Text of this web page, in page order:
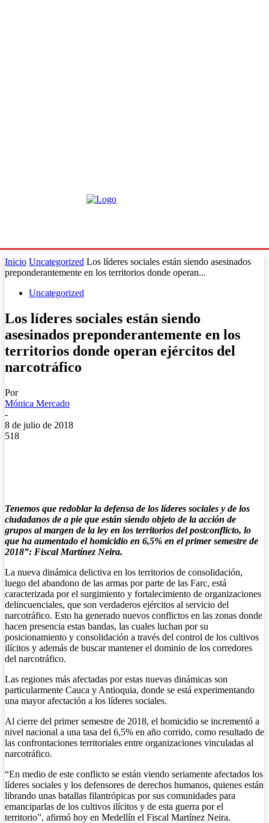
Inicio Uncategorized Los líderes sociales están siendo asesinados
preponderantemente en los territorios donde operan...
Uncategorized
Los líderes sociales están siendo
asesinados preponderantemente en los
territorios donde operan ejércitos del
narcotráfico
Por
Mónica Mercado
-
8 de julio de 2018
518
Tenemos que redoblar la defensa de los líderes sociales y de los
ciudadanos de a pie que están siendo objeto de la acción de
grupos al margen de la ley en los territorios del postconflicto, lo
que ha aumentado el homicidio en 6,5% en el primer semestre de
2018”: Fiscal Martínez Neira.
La nueva dinámica delictiva en los territorios de consolidación,
luego del abandono de las armas por parte de las Farc, está
caracterizada por el surgimiento y fortalecimiento de organizaciones
delincuenciales, que son verdaderos ejércitos al servicio del
narcotráfico. Esto ha generado nuevos conflictos en las zonas donde
hacen presencia estas bandas, las cuales luchan por su
posicionamiento y consolidación a través del control de los cultivos
ilícitos y además de buscar mantener el dominio de los corredores
del narcotráfico.
Las regiones más afectadas por estas nuevas dinámicas son
particularmente Cauca y Antioquia, donde se está experimentando
una mayor afectación a los líderes sociales.
Al cierre del primer semestre de 2018, el homicidio se incrementó a
nivel nacional a una tasa del 6,5% en año corrido, como resultado de
las confrontaciones territoriales entre organizaciones vinculadas al
narcotráfico.
“En medio de este conflicto se están viendo seriamente afectados los
líderes sociales y los defensores de derechos humanos, quienes están
librando unas batallas filantrópicas por sus comunidades para
emanciparlas de los cultivos ilícitos y de esta guerra por el
territorio”, afirmó hoy en Medellín el Fiscal Martínez Neira.